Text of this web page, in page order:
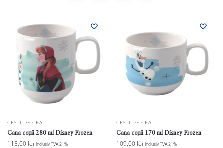
CEȘTI DE CEAI
Cana copii 280 ml Disney Frozen
115,00 lei Inclusiv TVA 21%
CEȘTI DE CEAI
Cana copii 170 ml Disney Frozen
109,00 lei Inclusiv TVA 21%